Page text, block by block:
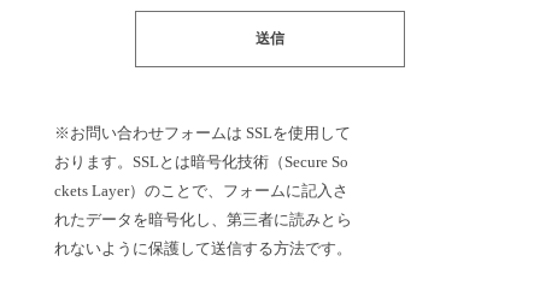
※お問い合わせフォームは SSLを使用して
おります。 SSLとは暗号化技術（Secure So
ckets Layer）のことで、フォームに記入さ
れたデータを暗号化し、 第三者に読みとら
れないように保護して送信する方法です。